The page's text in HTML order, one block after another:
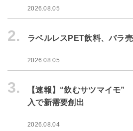
2026.08.05
2. ラベルレスPET飲料、バラ
2026.08.05
3.
【速報】“飲むサツマイモ
入で新需要創出
2026.08.04